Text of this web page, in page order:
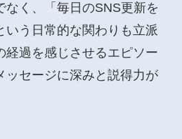
なく、「毎日のSNS更新を
いう日常的な関わりも立派
経過を感じさせるエピソー
ッセージに深みと説得力が